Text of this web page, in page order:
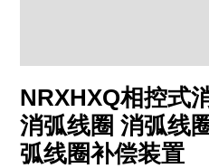
NRXHXQ相控式
消弧线圈 消弧线
弧线圈补偿装置